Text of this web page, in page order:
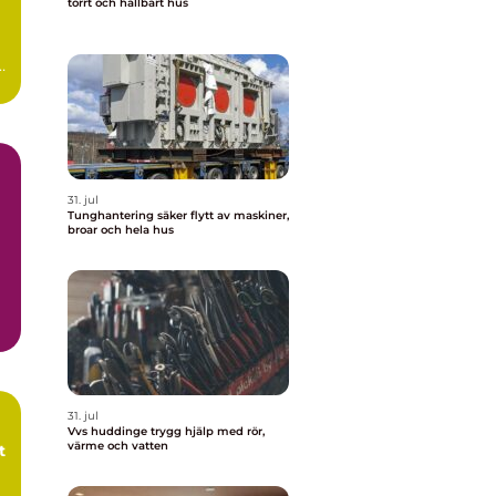
31. jul
Tunghantering säker flytt av maskiner,
broar och hela hus
31. jul
Vvs huddinge trygg hjälp med rör,
värme och vatten